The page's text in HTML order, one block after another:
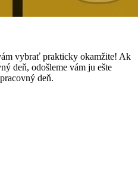
vybrať prakticky okamžite! Ak
deň, odošleme vám ju ešte
deň.